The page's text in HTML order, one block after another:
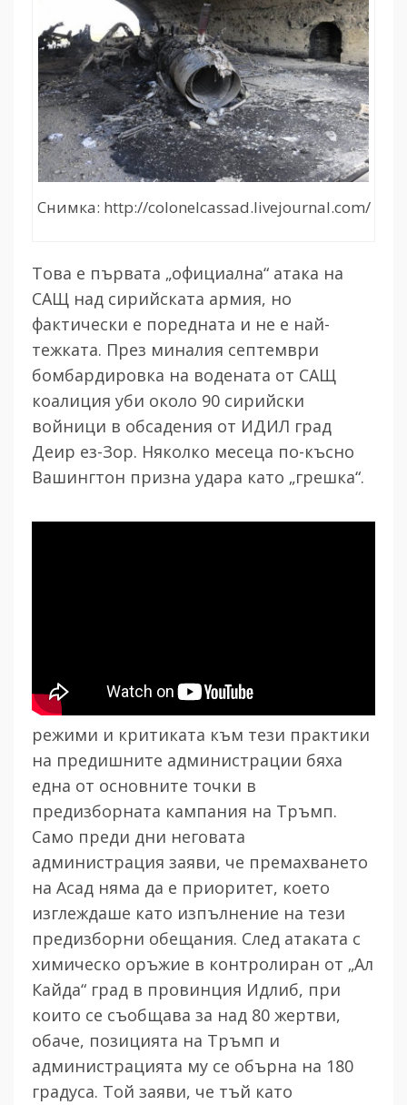
Снимка: http://colonelcassad.livejournal.com/
Това е първата „официална“ атака на
САЩ над сирийската армия, но
фактически е поредната и не е най-
тежката. През миналия септември
бомбардировка на водената от САЩ
коалиция уби около 90 сирийски
войници в обсадения от ИДИЛ град
Деир ез-Зор. Няколко месеца по-късно
Вашингтон призна удара като „грешка“.
Отказът от политиката на смяна на
режими и критиката към тези практики
на предишните администрации бяха
една от основните точки в
предизборната кампания на Тръмп.
Само преди дни неговата
администрация заяви, че премахването
на Асад няма да е приоритет, което
изглеждаше като изпълнение на тези
предизборни обещания. След атаката с
химическо оръжие в контролиран от „Ал
Кайда“ град в провинция Идлиб, при
които се съобщава за над 80 жертви,
обаче, позицията на Тръмп и
администрацията му се обърна на 180
градуса. Той заяви, че тъй като